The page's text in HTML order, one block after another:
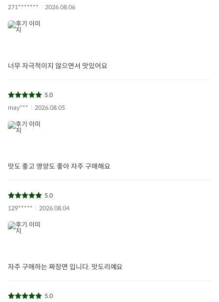
271*******
2026.08.06
너무 자극적이지 않으면서 맛있어요
5.0
may***
2026.08.05
맛도 좋고 영양도 좋아 자주 구매해요
5.0
129*****
2026.08.04
자주 구매하는 짜장면 입니다. 맛도리예요
5.0